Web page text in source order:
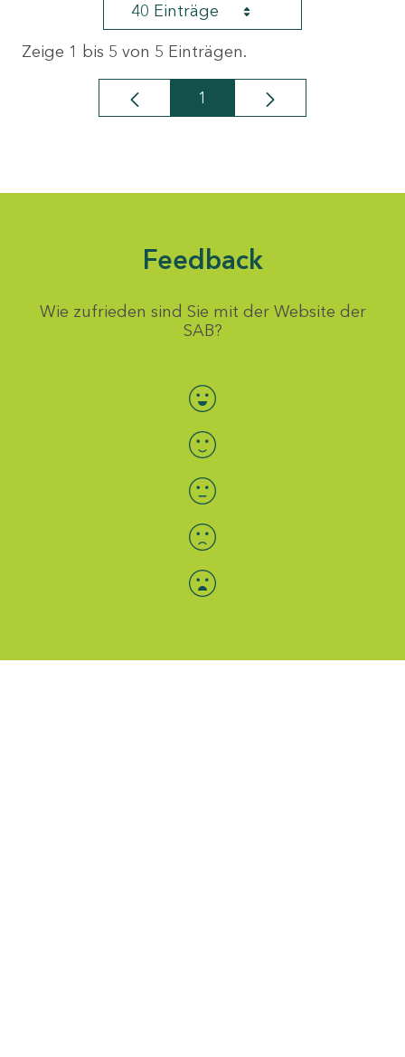
40 Einträge
Zeige 1 bis 5 von 5 Einträgen.
Seite
1
Feedback
Wie zufrieden sind Sie mit der Website der
SAB?
Bewertung auswählen